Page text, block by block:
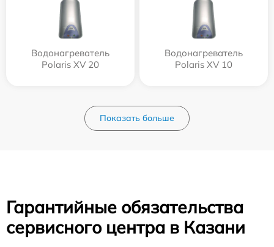
Водонагреватель
Polaris XV 20
Водонагреватель
Polaris XV 10
Показать больше
Гарантийные обязательства
сервисного центра в Казани